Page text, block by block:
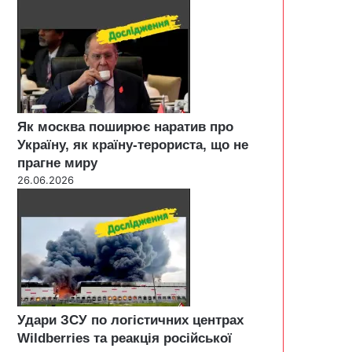
Як москва поширює наратив про
Україну, як країну-терориста, що не
прагне миру
26.06.2026
Удари ЗСУ по логістичних центрах
Wildberries та реакція російської